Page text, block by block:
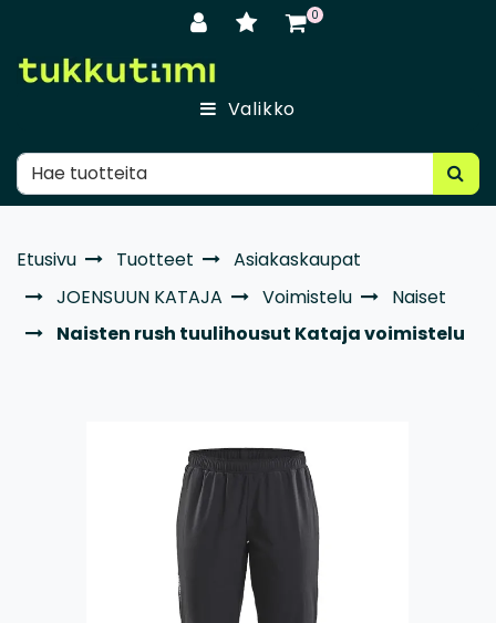
0
Valikko
Etusivu Tuotteet
Asiakaskaupat
JOENSUUN KATAJA
Voimistelu
Naiset
Naisten rush tuulihousut Kataja voimistelu